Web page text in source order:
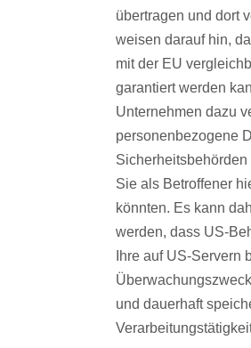
übertragen und dort
weisen darauf hin,
mit der EU
garantiert werden
Unternehmen dazu
personenbezogene
Sie als Betroffener
könnten. Es kann
werden, dass US-
Ihre auf US-Servern
und dauerhaft